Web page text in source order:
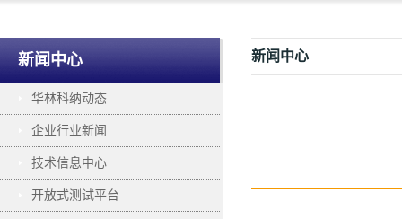
新闻中心
华林科纳动态
企业行业新闻
技术信息中心
开放式测试平台
新闻中心